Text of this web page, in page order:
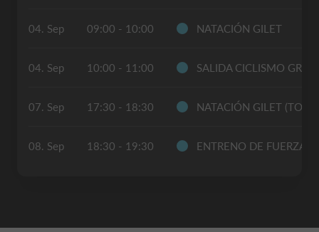
04. Sep 09:00 - 10:00 NATACIÓN GILET
04. Sep 10:00 - 11:00 SALIDA CICLISMO
07. Sep 17:30 - 18:30 NATACIÓN GILET
08. Sep 18:30 - 19:30 ENTRENO DE FUERZA